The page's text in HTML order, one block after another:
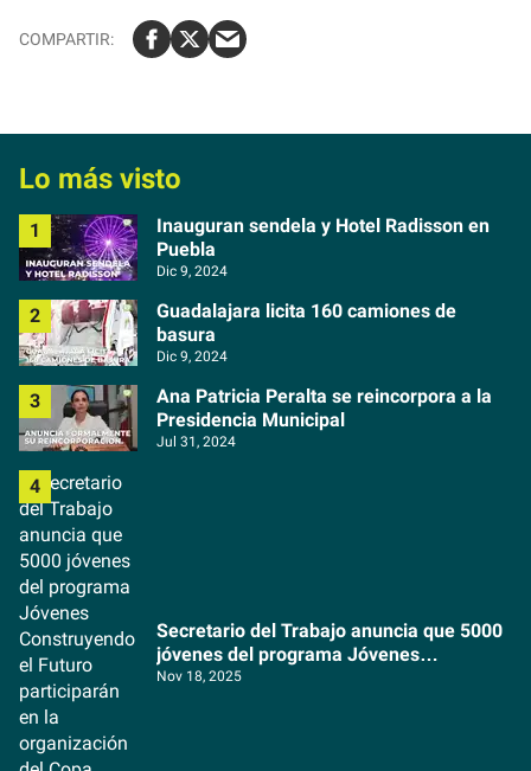
Lo más visto
Inauguran sendela y Hotel Radisson en
Puebla
Dic 9, 2024
Guadalajara licita 160 camiones de
basura
Dic 9, 2024
Ana Patricia Peralta se reincorpora a la
Presidencia Municipal
Jul 31, 2024
Secretario del Trabajo anuncia que 5000
jóvenes del programa Jóvenes
Construyendo el Futuro participarán en la
Nov 18, 2025